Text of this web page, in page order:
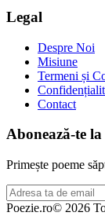
Legal
Despre Noi
Misiune
Termeni și
Contact
Abonează-te
Primește poeme
Poezie.ro© 2026